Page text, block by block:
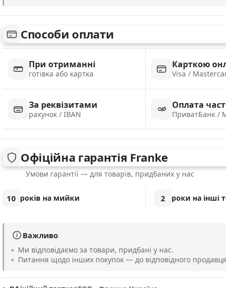
Способи оплати
При отриманні
готівка або картка
Карткою
Visa /
За реквізитами
рахунок / IBAN
Оплата
ПриватБанк /
Офіційна гарантія Franke
Умови гарантії — для товарів, придбаних у нас
10 років на мийки 2 роки на інші
Важливо
Ми відповідаємо за товари, придбані у нас.
Питання щодо інших покупок — до відповідного